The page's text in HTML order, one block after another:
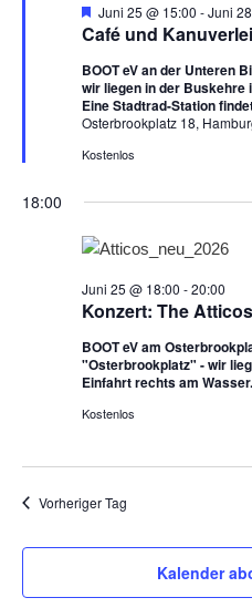
Café und
H
e
r
v
o
r
g
e
h
e
Juni 25 @ 15:00 -Juni
BOOT eV an der Unteren
wir liegen in der Buskehre
Eine Stadtrad-Station
Osterbrookplatz 18,
Kostenlos
18:00
Konzert: The
Juni 25 @ 18:00 -20:00
BOOT eV am
"Osterbrookplatz" - wir
Einfahrt rechts am Wasser.
Kostenlos
Vorheriger Tag
Kalender